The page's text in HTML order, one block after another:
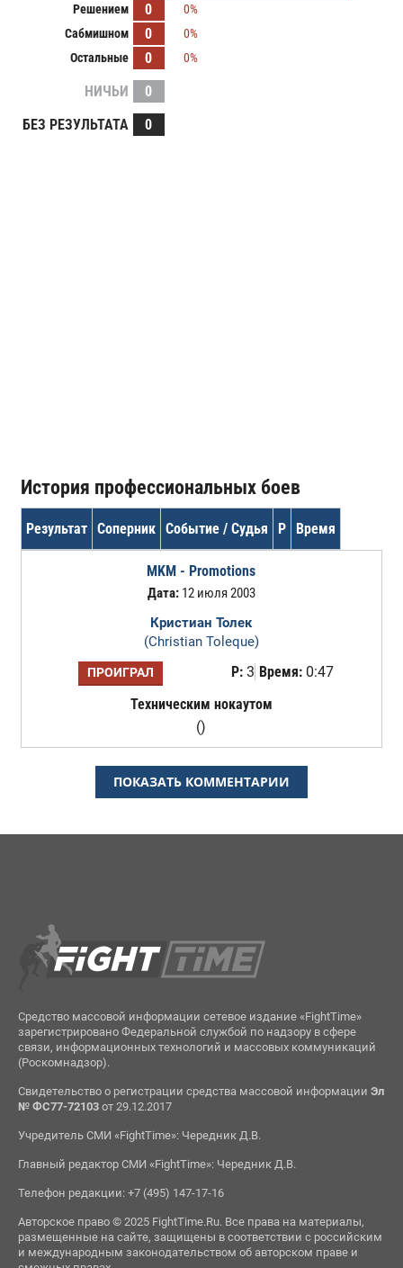
Решением
0
0%
Сабмишном
0
0%
Остальные
0 0%
НИЧЬИ
0
БЕЗ РЕЗУЛЬТАТА
0
История профессиональных боев
Результат Соперник Событие / Судья Р Время
MKM - Promotions
Дата:12 июля 2003
Кристиан Толек
(Christian Toleque)
ПРОИГРАЛ Р:3 Время:0:47
Техническим нокаутом
()
ПОКАЗАТЬ КОММЕНТАРИИ
Средство массовой информации сетевое издание «FightTime»
зарегистрировано Федеральной службой по надзору в сфере
связи, информационных технологий и массовых коммуникаций
(Роскомнадзор).
Свидетельство о регистрации средства массовой информации Эл
№ ФС77-72103от 29.12.2017
Учредитель СМИ «FightTime»: Чередник Д.В.
Главный редактор СМИ «FightTime»: Чередник Д.В.
Телефон редакции: +7 (495) 147-17-16
Авторское право © 2025 FightTime.Ru. Все права на материалы,
размещенные на сайте, защищены в соответствии с российским
и международным законодательством об авторском праве и